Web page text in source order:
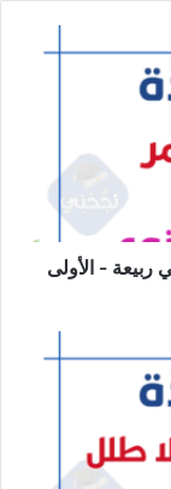
- الأولى